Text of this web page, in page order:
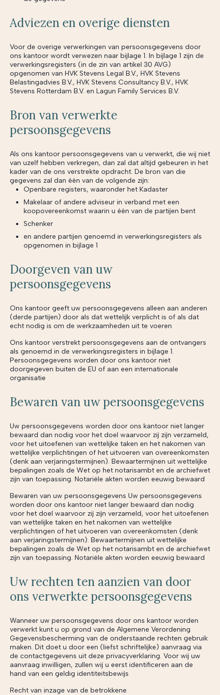
Adviezen en overige diensten
Voor de overige verwerkingen van persoonsgegevens door
ons kantoor wordt verwezen naar bijlage 1. In bijlage 1 zijn de
verwerkingsregisters (in de zin van artikel 30 AVG)
opgenomen van HVK Stevens Legal B.V., HVK Stevens
Belastingadvies B.V., HVK Stevens Consultancy B.V., HVK
Stevens Rotterdam B.V. en Lagun Family Services B.V.
Bron van verwerkte
persoonsgegevens
Als ons kantoor persoonsgegevens van u verwerkt, die wij niet
van uzelf hebben verkregen, dan zal dat altijd gebeuren in het
kader van de ons verstrekte opdracht. De bron van die
gegevens zal dan één van de volgende zijn:
Openbare registers, waaronder het Kadaster
Makelaar of andere adviseur in verband met een
koopovereenkomst waarin u één van de partijen bent
Schenker
en andere partijen genoemd in verwerkingsregisters als
opgenomen in bijlage 1
Doorgeven van uw
persoonsgegevens
Ons kantoor geeft uw persoonsgegevens alleen aan anderen
(derde partijen) door als dat wettelijk verplicht is of als dat
echt nodig is om de werkzaamheden uit te voeren
Ons kantoor verstrekt persoonsgegevens aan de ontvangers
als genoemd in de verwerkingsregisters in bijlage 1.
Persoonsgegevens worden door ons kantoor niet
doorgegeven buiten de EU of aan een internationale
organisatie
Bewaren van uw persoonsgegevens
Uw persoonsgegevens worden door ons kantoor niet langer
bewaard dan nodig voor het doel waarvoor zij zijn verzameld,
voor het uitoefenen van wettelijke taken en het nakomen van
wettelijke verplichtingen of het uitvoeren van overeenkomsten
(denk aan verjaringstermijnen). Bewaartermijnen uit wettelijke
bepalingen zoals de Wet op het notarisambt en de archiefwet
zijn van toepassing. Notariële akten worden eeuwig bewaard
Bewaren van uw persoonsgegevens Uw persoonsgegevens
worden door ons kantoor niet langer bewaard dan nodig
voor het doel waarvoor zij zijn verzameld, voor het uitoefenen
van wettelijke taken en het nakomen van wettelijke
verplichtingen of het uitvoeren van overeenkomsten (denk
aan verjaringstermijnen). Bewaartermijnen uit wettelijke
bepalingen zoals de Wet op het notarisambt en de archiefwet
zijn van toepassing. Notariële akten worden eeuwig bewaard
Uw rechten ten aanzien van door
ons verwerkte persoonsgegevens
Wanneer uw persoonsgegevens door ons kantoor worden
verwerkt kunt u op grond van de Algemene Verordening
Gegevensbescherming van de onderstaande rechten gebruik
maken. Dit doet u door een (liefst schriftelijke) aanvraag via
de contactgegevens uit deze privacyverklaring. Voor wij uw
aanvraag inwilligen, zullen wij u eerst identificeren aan de
hand van een geldig identiteitsbewijs
Recht van inzage van de betrokkene